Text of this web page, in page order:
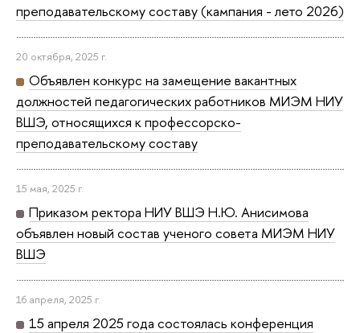
преподавательскому составу (кампания - лето 2026)
20 октября, 2025 г.
Объявлен конкурс на замещение вакантных
должностей педагогических работников МИЭМ НИУ
ВШЭ, относящихся к профессорско-
преподавательскому составу
15 мая, 2025 г.
Приказом ректора НИУ ВШЭ Н.Ю. Анисимова
объявлен новый состав ученого совета МИЭМ НИУ
ВШЭ
16 апреля, 2025 г.
15 апреля 2025 года состоялась конференция